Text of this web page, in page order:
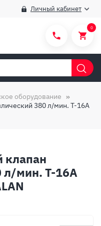
Личный кабинет
0
оборудование
380 л/мин. T-16A
клапан
л/мин. T-16A